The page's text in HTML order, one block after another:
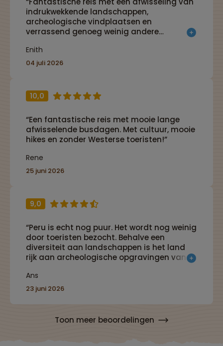
indrukwekkende landschappen,
archeologische vindplaatsen en
verrassend genoeg weinig andere
Enith
04 juli 2026
10,0
“Een fantastische reis met mooie lange
afwisselende busdagen. Met cultuur, mooie
hikes en zonder Westerse toeristen!”
Rene
25 juni 2026
9,0
“Peru is echt nog puur. Het wordt nog weinig
door toeristen bezocht. Behalve een
diversiteit aan landschappen is het land
rijk aan archeologische opgravingen van
Ans
23 juni 2026
Toon meer beoordelingen